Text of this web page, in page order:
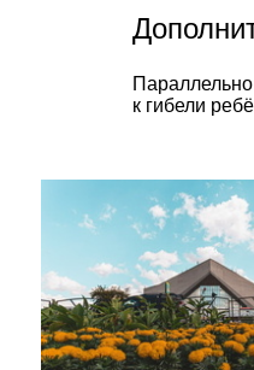
к гибели